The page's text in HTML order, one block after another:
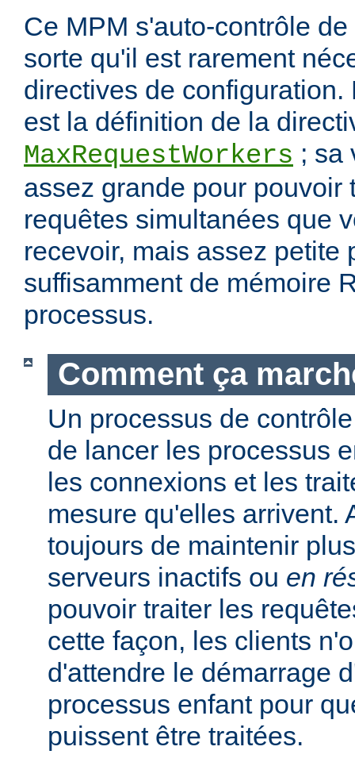
Ce MPM s'auto-contrôle
sorte qu'il est rarement
directives de configuration.
est la définition de la
MaxRequestWorkers ; sa
assez grande pour pouvoir
requêtes simultanées que
recevoir, mais assez petite
suffisamment de mémoire
processus.
Comment ça
Un processus de
de lancer les processus
les connexions et les
mesure qu'elles arrivent.
toujours de maintenir
serveurs inactifs ou en
pouvoir traiter les
cette façon, les clients
d'attendre le démarrage
processus enfant pour
puissent être traitées.